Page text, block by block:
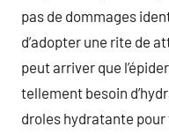
pas de dommages
d’adopter une rite de
peut arriver que
tellement besoin
droles hydratante